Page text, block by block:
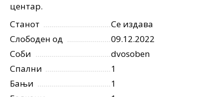
центар.
Станот
Се издава
Слободен од
09.12.2022
Соби
dvosoben
Спални
1
Бањи
1